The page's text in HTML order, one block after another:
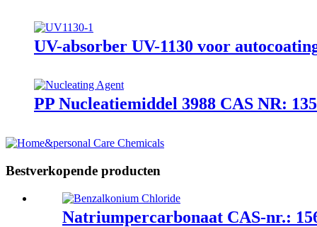
UV-absorber UV-1130 voor
PP Nucleatiemiddel 3988 CAS NR:
Bestverkopende producten
Natriumpercarbonaat CAS-nr.: